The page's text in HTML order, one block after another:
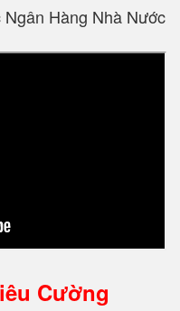
Hàng Nhà Nước
Cường